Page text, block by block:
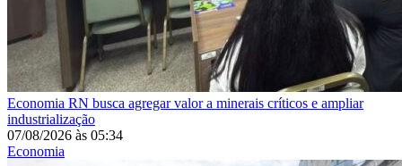
Economia RN busca agregar valor a minerais críticos e ampliar
industrialização
07/08/2026 às 05:34
Economia